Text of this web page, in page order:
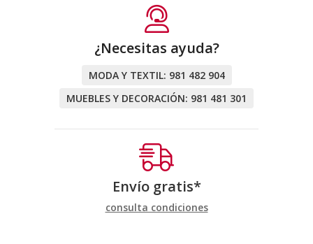
¿Necesitas ayuda?
MODA Y TEXTIL: 981 482 904
MUEBLES Y DECORACIÓN: 981 481 301
Envío gratis*
consulta condiciones